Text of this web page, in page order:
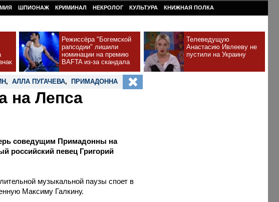
ШПИОНАЖ КРИМИНАЛ НЕКРОЛОГ КУЛЬТУРА КНИЖНАЯ ПОЛКА
Режиссёра "Богемской
рапсодии" лишили
номинации на премию
BAFTA из-за скандала
Телеведущую
Анастасию Ивлееву не
пустили на Украину
, АЛЛА ПУГАЧЕВА, ПРИМАДОННА
на Лепса
соведущим Примадонны на
российский певец Григорий
музыкальной паузы споет в
Максиму Галкину.